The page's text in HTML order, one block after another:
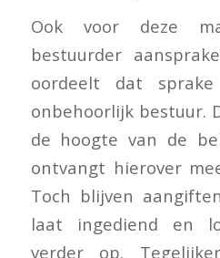
Ook voor deze
bestuurder
oordeelt dat
onbehoorlijk bestuur.
de hoogte van de
ontvangt hierover
Toch blijven
laat ingediend en
verder op.